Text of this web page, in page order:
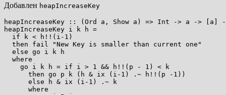
Добавлен heapIncreaseKey
heapIncreaseKey :: (Ord a, Show a) => Int -> a -> [a]
heapIncreaseKey i k h =
  if k < h!!(i-1)
  then fail "New Key is smaller than current one"
  else go i k h
  where
    go i k h = if i > 1 && h!!(p - 1) < k
      then go p k (h & ix (i-1) .~ h!!(p -1))
      else h & ix (i-1) .~ k
      where